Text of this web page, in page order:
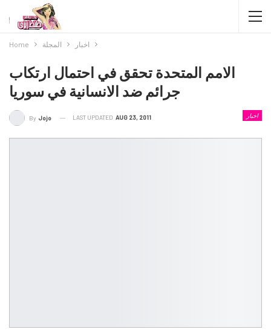
Home المجلة اخبار
الامم المتحدة تحقق في احتمال ارتكاب
جرائم ضد الانسانية في سوريا
اخبار By Jojo LAST UPDATED AUG 23, 2011